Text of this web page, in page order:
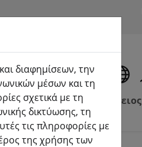
Deal
Depot
Βασίλειος
διαφημίσεων, την
μέσων και τη
σχετικά με τη
δικτύωσης, τη
τις πληροφορίες με
της χρήσης των